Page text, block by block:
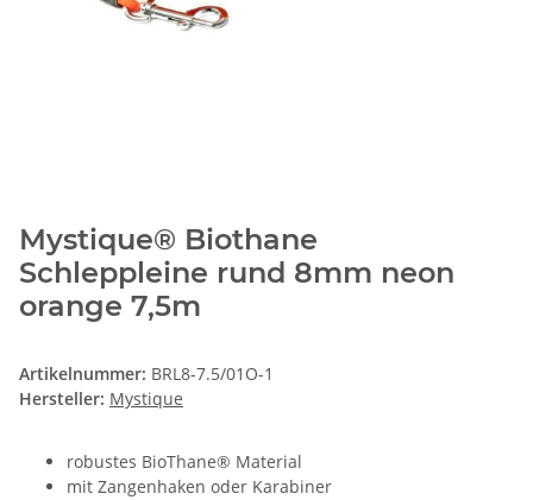
Mystique® Biothane
Schleppleine rund 8mm neon
orange 7,5m
Artikelnummer: BRL8-7.5/01O-1
Hersteller: Mystique
robustes BioThane® Material
mit Zangenhaken oder Karabiner